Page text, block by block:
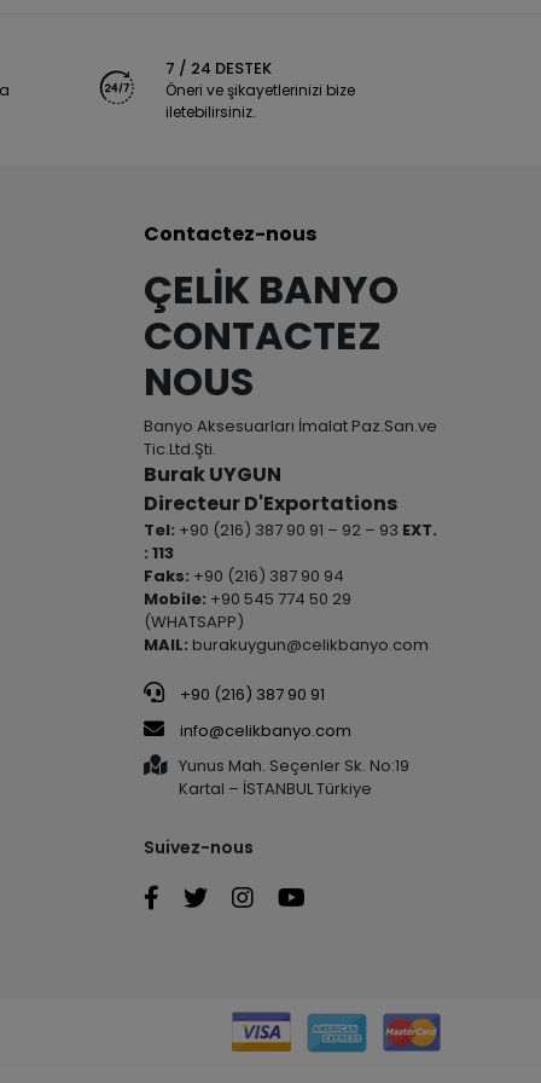
7 / 24 DESTEK
Öneri ve şikayetlerinizi bize
iletebilirsiniz.
Contactez-nous
ÇELİK BANYO
CONTACTEZ
NOUS
Banyo Aksesuarları İmalat Paz.San.ve
Tic.Ltd.Şti.
Burak UYGUN
Directeur D'Exportations
Tel: +90 (216) 387 90 91 – 92 – 93 EXT.
: 113
Faks: +90 (216) 387 90 94
Mobile: +90 545 774 50 29
(WHATSAPP)
MAIL: burakuygun@celikbanyo.com
+90 (216) 387 90 91
info@celikbanyo.com
Yunus Mah. Seçenler Sk. No:19
Kartal – İSTANBUL Türkiye
Suivez-nous